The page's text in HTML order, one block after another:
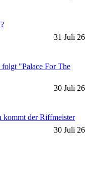
31 Juli 26
"Palace For The
30 Juli 26
kommt der Riffmeister
30 Juli 26